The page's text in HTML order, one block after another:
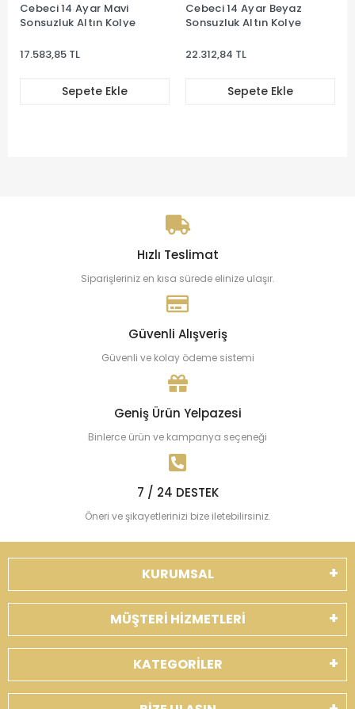
Cebeci 14 Ayar Mavi
Sonsuzluk Altın Kolye
17.583,85 TL
Sepete Ekle
Cebeci 14 Ayar Beyaz
Sonsuzluk Altın Kolye
22.312,84 TL
Sepete Ekle
Hızlı Teslimat
Siparişleriniz en kısa sürede elinize ulaşır.
Güvenli Alışveriş
Güvenli ve kolay ödeme sistemi
Geniş Ürün Yelpazesi
Binlerce ürün ve kampanya seçeneği
7 / 24 DESTEK
Öneri ve şikayetlerinizi bize iletebilirsiniz.
KURUMSAL
MÜŞTERİ HİZMETLERİ
KATEGORİLER